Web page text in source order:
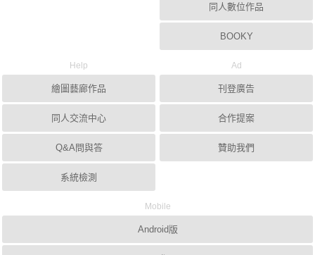
同人數位作品
BOOKY
Help
繪圖藝廊作品
同人交流中心
Q&A問與答
系統檢測
Ad
刊登廣告
合作提案
贊助我們
Mobile
Android版